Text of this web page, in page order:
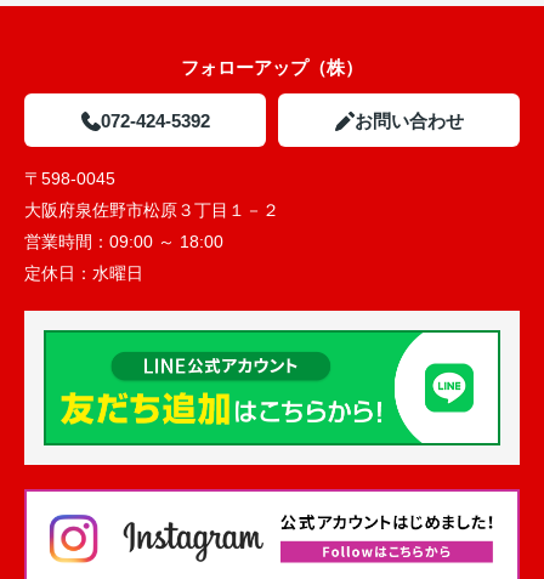
フォローアップ（株）
072-424-5392 お問い合わせ
〒598-0045
大阪府泉佐野市松原３丁目１－２
営業時間： 09:00 ～ 18:00
定休日： 水曜日